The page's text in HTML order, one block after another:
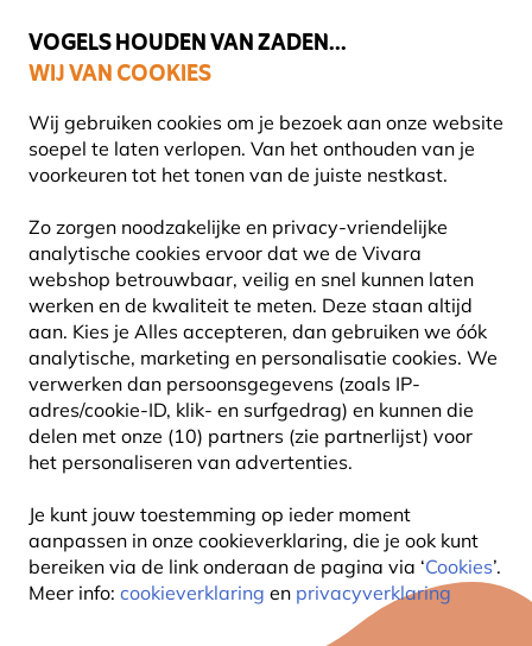
VOGELS HOUDEN VAN ZADEN...
WIJ VAN COOKIES
Wij gebruiken cookies om je bezoek aan onze website
soepel te laten verlopen. Van het onthouden van je
voorkeuren tot het tonen van de juiste nestkast.
Zo zorgen noodzakelijke en privacy-vriendelijke
analytische cookies ervoor dat we de Vivara
webshop betrouwbaar, veilig en snel kunnen laten
werken en de kwaliteit te meten. Deze staan altijd
aan. Kies je Alles accepteren, dan gebruiken we óók
analytische, marketing en personalisatie cookies. We
verwerken dan persoonsgegevens (zoals IP-
adres/cookie-ID, klik- en surfgedrag) en kunnen die
delen met onze (10) partners (zie partnerlijst) voor
het personaliseren van advertenties.
Je kunt jouw toestemming op ieder moment
aanpassen in onze cookieverklaring, die je ook kunt
bereiken via de link onderaan de pagina via ‘Cookies’.
Meer info: cookieverklaring en privacyverklaring
Uitstekend beoordeeld in 11 landen
Gratis thuisbezorgd vanaf €49
HANDIGE TIPS VOOR EEN BLOEMEN- EN
KRUIDENTUIN
Wanneer je je tuin wilt inrichten is het belangrijk om te
bepalen welke kant je op wilt gaan. Wil je een kleurrijke
tuin vol bloeiende bloemen? Of ga je toch liever voor een
smaak is? Elke tuin heeft zo zijn eigen functie en bij elke
soort tuin moet je op bepaalde dingen opletten. Lees
daarom deze handige tips om voorbereid aan de slag